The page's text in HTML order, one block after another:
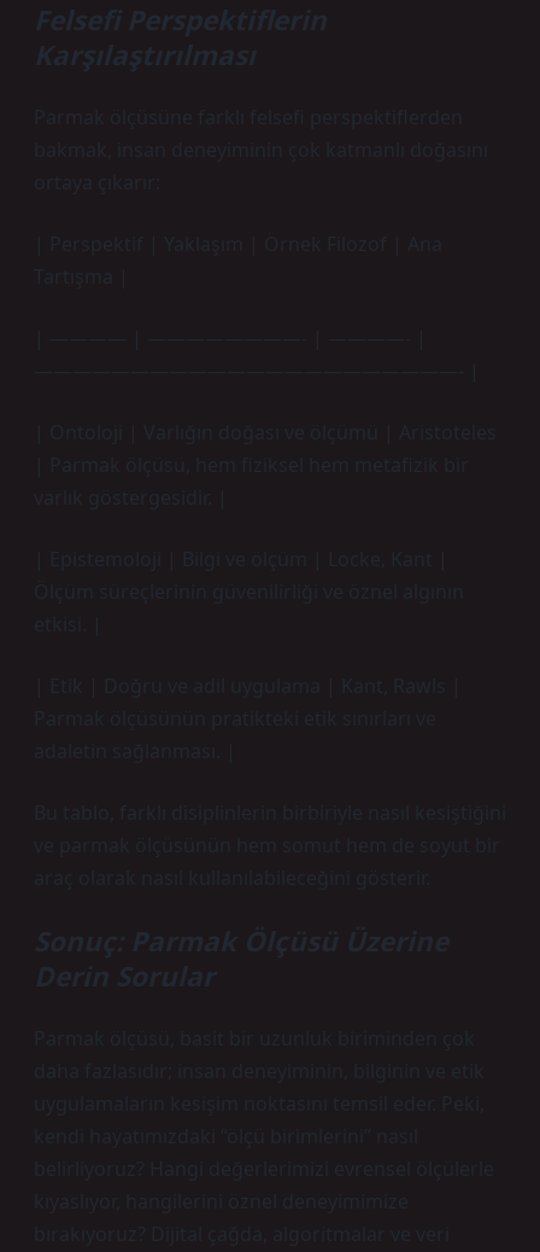
Felsefi Perspektiflerin
Karşılaştırılması
Parmak ölçüsüne farklı felsefi perspektiflerden
bakmak, insan deneyiminin çok katmanlı doğasını
ortaya çıkarır:
| Perspektif | Yaklaşım | Örnek Filozof | Ana
Tartışma |
| ———— | ————————- | ————- |
——————————————————————- |
| Ontoloji | Varlığın doğası ve ölçümü | Aristoteles
| Parmak ölçüsü, hem fiziksel hem metafizik bir
varlık göstergesidir. |
| Epistemoloji | Bilgi ve ölçüm | Locke, Kant |
Ölçüm süreçlerinin güvenilirliği ve öznel algının
etkisi. |
| Etik | Doğru ve adil uygulama | Kant, Rawls |
Parmak ölçüsünün pratikteki etik sınırları ve
adaletin sağlanması. |
Bu tablo, farklı disiplinlerin birbiriyle nasıl kesiştiğini
ve parmak ölçüsünün hem somut hem de soyut bir
araç olarak nasıl kullanılabileceğini gösterir.
Sonuç: Parmak Ölçüsü Üzerine
Derin Sorular
Parmak ölçüsü, basit bir uzunluk biriminden çok
daha fazlasıdır; insan deneyiminin, bilginin ve etik
uygulamaların kesişim noktasını temsil eder. Peki,
kendi hayatımızdaki “ölçü birimlerini” nasıl
belirliyoruz? Hangi değerlerimizi evrensel ölçülerle
kıyaslıyor, hangilerini öznel deneyimimize
bırakıyoruz? Dijital çağda, algoritmalar ve veri